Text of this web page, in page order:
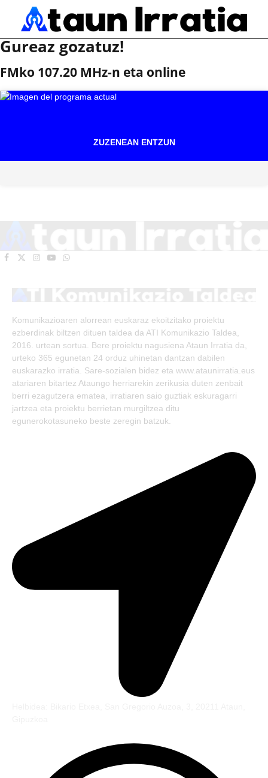
Gureaz gozatuz!
FMko 107.20 MHz-n eta online
ZUZENEAN ENTZUN
Facebook
X
Instagram
YouTubeWhatsApp
Komunikazioaren alorrean euskaraz ekoitzitako proiektu
ezberdinak biltzen dituen taldea da ATI Komunikazio Taldea,
2016. urtean sortua. Bere proiektu nagusiena Ataun Irratia da,
urteko 365 egunetan 24 orduz uhinetan dantzan dabilen
euskarazko irratia. Sare-sozialen bidez eta www.ataunirratia.eus
atariaren bitartez Ataungo herriarekin zerikusia duten zenbait
berri ezagutzera ematea, irratiaren saio guztiak eskuragarri
jartzea eta proiektu berrietan murgiltzea ditu
egunerokotasuneko beste zeregin batzuk.